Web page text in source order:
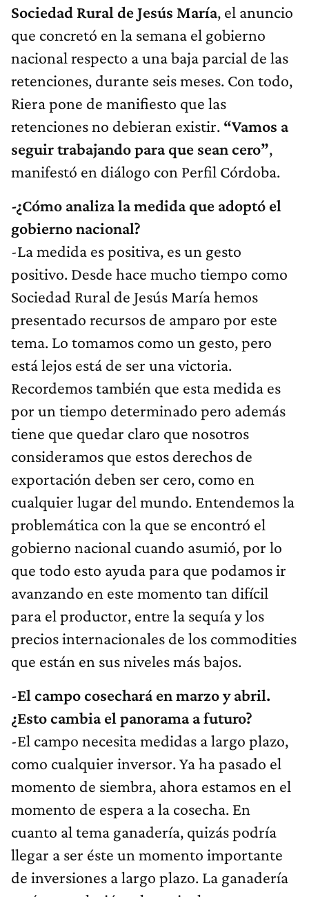
Sociedad Rural de Jesús María, el anuncio
que concretó en la semana el gobierno
nacional respecto a una baja parcial de las
retenciones, durante seis meses. Con todo,
Riera pone de manifiesto que las
retenciones no debieran existir. “Vamos a
seguir trabajando para que sean cero”,
manifestó en diálogo con Perfil Córdoba.
-¿Cómo analiza la medida que adoptó el
gobierno nacional?
-La medida es positiva, es un gesto
positivo. Desde hace mucho tiempo como
Sociedad Rural de Jesús María hemos
presentado recursos de amparo por este
tema. Lo tomamos como un gesto, pero
está lejos está de ser una victoria.
Recordemos también que esta medida es
por un tiempo determinado pero además
tiene que quedar claro que nosotros
consideramos que estos derechos de
exportación deben ser cero, como en
cualquier lugar del mundo. Entendemos la
problemática con la que se encontró el
gobierno nacional cuando asumió, por lo
que todo esto ayuda para que podamos ir
avanzando en este momento tan difícil
para el productor, entre la sequía y los
precios internacionales de los commodities
que están en sus niveles más bajos.
-El campo cosechará en marzo y abril.
¿Esto cambia el panorama a futuro?
-El campo necesita medidas a largo plazo,
como cualquier inversor. Ya ha pasado el
momento de siembra, ahora estamos en el
momento de espera a la cosecha. En
cuanto al tema ganadería, quizás podría
llegar a ser éste un momento importante
de inversiones a largo plazo. La ganadería